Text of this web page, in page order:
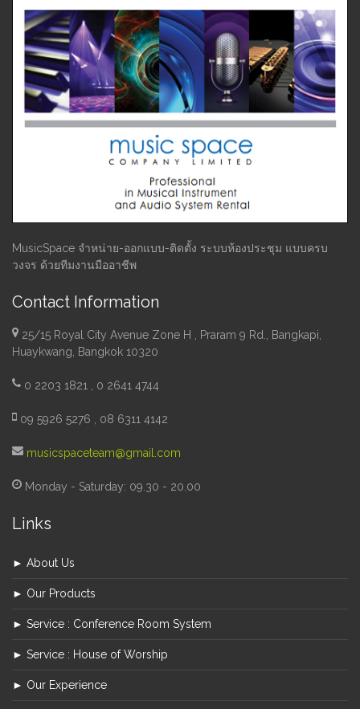
MusicSpace จำหน่าย-ออกแบบ-ติดตั้ง ระบบห้องประชุม แบบครบ
วงจร ด้วยทีมงานมืออาชีพ
Contact Information
25/15 Royal City Avenue Zone H , Praram 9 Rd., Bangkapi,
Huaykwang, Bangkok 10320
0 2203 1821 , 0 2641 4744
09 5926 5276 , 08 6311 4142
musicspaceteam@gmail.com
Monday - Saturday: 09.30 - 20.00
Links
► About Us
► Our Products
► Service : Conference Room System
► Service : House of Worship
► Our Experience